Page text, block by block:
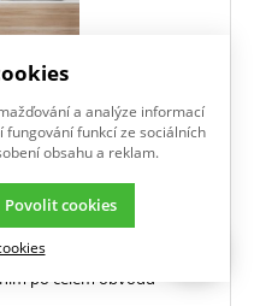
po celém obvodu
a analýze informací
fungování funkcí ze sociálních
obsahu a reklam.
Povolit cookies